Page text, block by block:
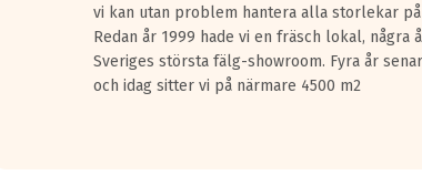
vi kan utan problem hantera alla storlekar på
Redan år 1999 hade vi en fräsch lokal, några
Sveriges största fälg-showroom. Fyra år
och idag sitter vi på närmare 4500 m2